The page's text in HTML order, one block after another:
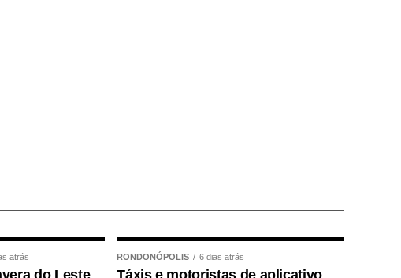
atrás RONDONÓPOLIS 6 dias atrás